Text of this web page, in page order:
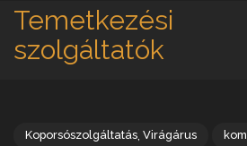
Temetkezési
szolgáltatók